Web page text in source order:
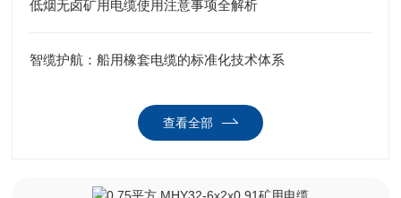
低烟无卤矿用电缆使用注意事项全解析
智缆护航：船用橡套电缆的标准化技术体系
查看全部